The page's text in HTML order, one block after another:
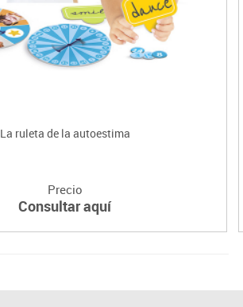
La ruleta de la autoestima
Precio
Consultar aquí